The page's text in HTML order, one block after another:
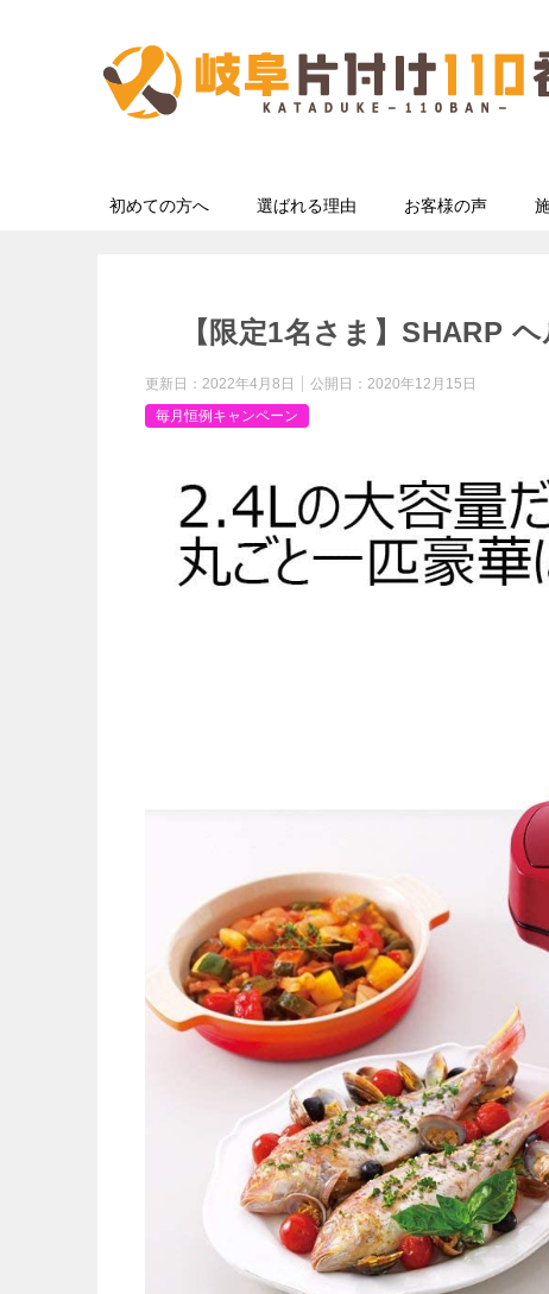
初めての方へ 選ばれる理由 お客様の声
【限定1名さま】SHARP
更新日： 2022年4月8日 公開日： 2020年12月15日
毎月恒例キャンペーン